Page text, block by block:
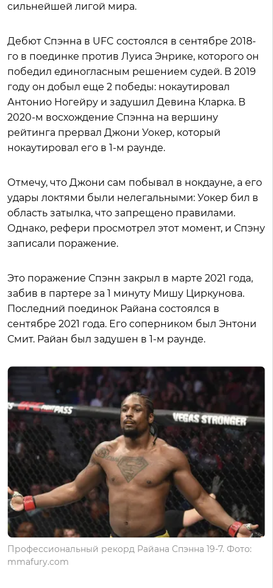
сильнейшей лигой мира.
Дебют Спэнна в UFC состоялся в сентябре 2018-
го в поединке против Луиса Энрике, которого он
победил единогласным решением судей. В 2019
году он добыл еще 2 победы: нокаутировал
Антонио Ногейру и задушил Девина Кларка. В
2020-м восхождение Спэнна на вершину
рейтинга прервал Джони Уокер, который
нокаутировал его в 1-м раунде.
Отмечу, что Джони сам побывал в нокдауне, а его
удары локтями были нелегальными: Уокер бил в
область затылка, что запрещено правилами.
Однако, рефери просмотрел этот момент, и Спэну
записали поражение.
Это поражение Спэнн закрыл в марте 2021 года,
забив в партере за 1 минуту Мишу Циркунова.
Последний поединок Райана состоялся в
сентябре 2021 года. Его соперником был Энтони
Смит. Райан был задушен в 1-м раунде.
Профессиональный рекорд Райана Спэнна 19-7. Фото:
mmafury.com